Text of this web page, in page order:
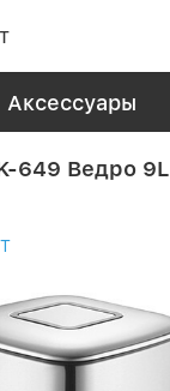
Аксессуары
649 Ведро 9L